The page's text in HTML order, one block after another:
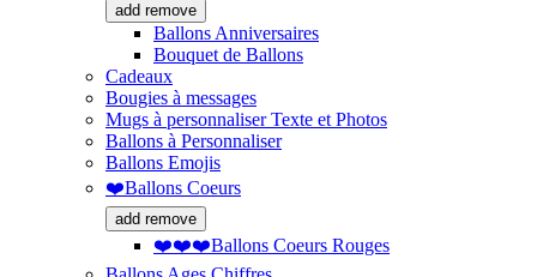
add remove
Ballons Anniversaires
Bouquet de Ballons
Cadeaux
Bougies à messages
Mugs à personnaliser Texte et Photos
Ballons à Personnaliser
Ballons Emojis
❤️Ballons Coeurs
add remove
❤️❤️❤️Ballons Coeurs Rouges